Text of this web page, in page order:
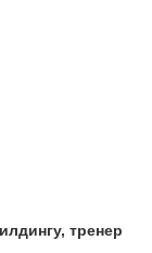
тренер